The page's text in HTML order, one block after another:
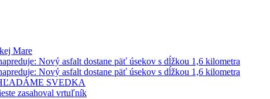
Mare
Nový asfalt dostane päť úsekov s dĺžkou 1,6 kilometra
Nový asfalt dostane päť úsekov s dĺžkou 1,6 kilometra
SVEDKA
zasahoval vrtuľník